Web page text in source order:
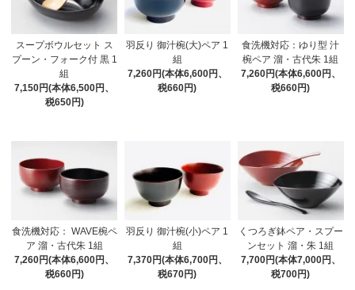
スープボウルセット ス
プーン・フォーク付 黒 1
組
7,150円(本体6,500円、
税650円)
羽反り 御汁椀(大)ペア 1
組
7,260円(本体6,600円、
税660円)
食洗機対応：ゆり型 汁
椀ペア 溜・古代朱 1組
7,260円(本体6,600円、
税660円)
食洗機対応： WAVE椀ペ
ア 溜・古代朱 1組
7,260円(本体6,600円、
税660円)
羽反り 御汁椀(小)ペア 1
組
7,370円(本体6,700円、
税670円)
くつろぎ鉢ペア・スプー
ンセット 溜・朱 1組
7,700円(本体7,000円、
税700円)